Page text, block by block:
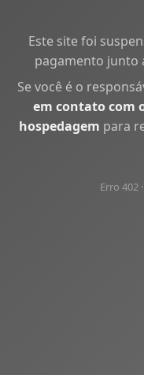
Este site foi
pagamento junto
Se você é o
em contato com
hospedagem para
Erro 402